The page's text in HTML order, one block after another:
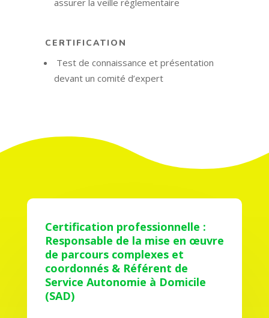
assurer la veille réglementaire
CERTIFICATION
Test de connaissance et présentation
devant un comité d’expert
Certification professionnelle :
Responsable de la mise en œuvre
de parcours complexes et
coordonnés & Référent de
Service Autonomie à Domicile
(SAD)